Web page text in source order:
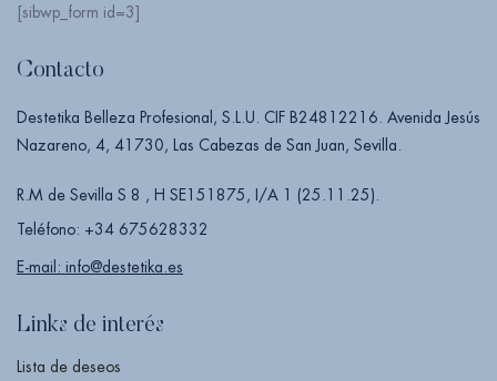
[sibwp_form id=3]
Contacto
Destetika Belleza Profesional, S.L.U. CIF B24812216. Avenida Jesús
Nazareno, 4, 41730, Las Cabezas de San Juan, Sevilla.
R.M de Sevilla S 8 , H SE151875, I/A 1 (25.11.25).
Teléfono: +34 675628332
E-mail: info@destetika.es
Links de interés
Lista de deseos